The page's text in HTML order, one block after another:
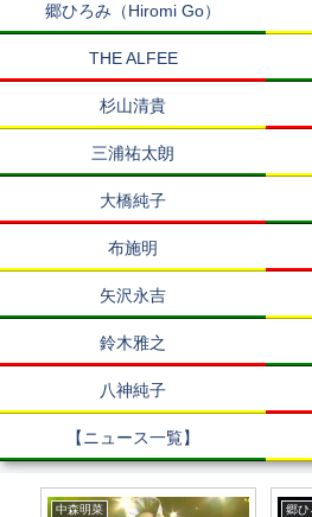
郷ひろみ（Hiromi Go）
THE ALFEE
杉山清貴
三浦祐太朗
大橋純子
布施明
矢沢永吉
鈴木雅之
八神純子
【ニュース一覧】
中森明菜 郷ひ